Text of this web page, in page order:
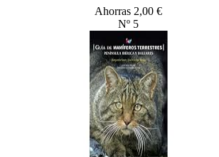
Ahorras 2,00 €
Nº 5